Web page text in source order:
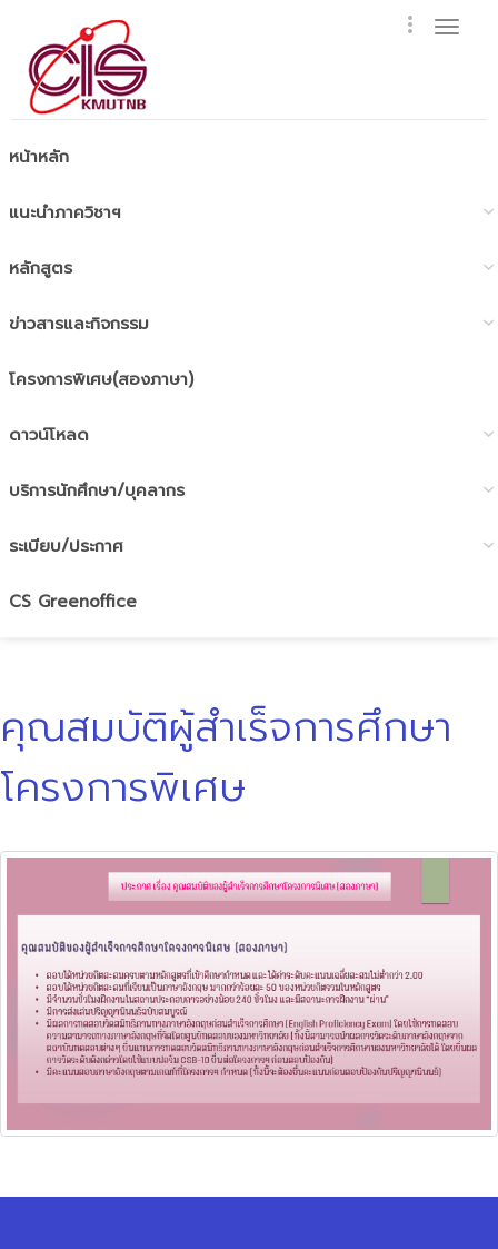
หน้าหลัก
แนะนำภาควิชาฯ
หลักสูตร
ข่าวสารและกิจกรรม
โครงการพิเศษ(สองภาษา)
ดาวน์โหลด
บริการนักศึกษา/บุคลากร
ระเบียบ/ประกาศ
CS Greenoffice
คุณสมบัติผู้สำเร็จการศึกษา
โครงการพิเศษ